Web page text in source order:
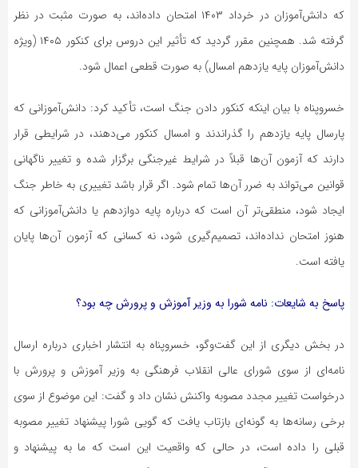
که دانش‌آموزان در خرداد ۱۴۰۳ امتحان داده‌اند، به صورت مثبت در نظر
گرفته شد. همچنین مقرر گردید که تأثیر این دروس برای کنکور ۱۴۰۵ (ویژه
دانش‌آموزان پایه یازدهم امسال) به صورت قطعی اعمال شود.
خسروپناه با بیان اینکه کنکور دادن جنگ است، تأکید کرد: دانش‌آموزانی که
پارسال پایه یازدهم را گذراندند و امسال کنکور می‌دهند، در شرایطی قرار
دارند که آزمون آن‌ها قبلاً در شرایط غیرجنگی برگزار شده و تغییر ناگهانی
قوانین می‌تواند به ضرر آن‌ها تمام شود. اگر قرار باشد تغییری به خاطر جنگ
ایجاد شود، منطقی‌تر آن است که درباره پایه دوازدهم یا دانش‌آموزانی که
هنوز امتحان نداده‌اند، تصمیم‌گیری شود، نه کسانی که آزمون آن‌ها پایان
یافته است.
پاسخ به شایعات: نامه شورا به وزیر آموزش و پرورش چه بود؟
در بخش دیگری از این گفت‌وگو، خسروپناه به انتشار اخباری درباره ارسال
نامه‌ای از سوی شورای عالی انقلاب فرهنگی به وزیر آموزش و پرورش با
درخواست تغییر مجدد مصوبه واکنش نشان داد و گفت: این موضوع از سوی
برخی رسانه‌ها به گونه‌ای بازتاب یافت که گویی شورا پیشنهاد تغییر مصوبه
قبلی را داده است، در حالی که واقعیت این است که ما به پیشنهاد و